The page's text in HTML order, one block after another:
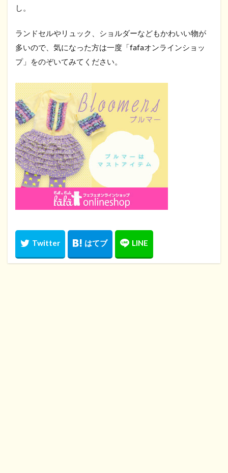
し。
ランドセルやリュック、ショルダーなどもかわいい物が
多いので、気になった方は一度「fafaオンラインショッ
プ」をのぞいてみてください。